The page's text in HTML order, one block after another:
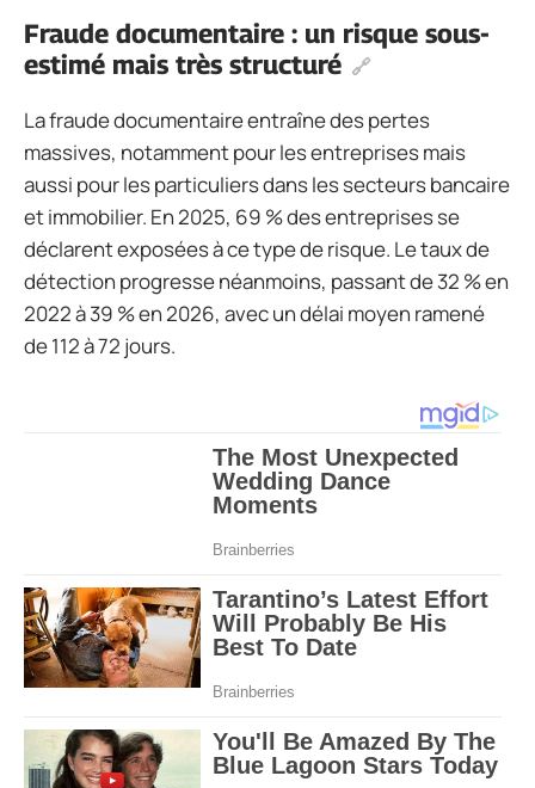
Fraude documentaire : un risque sous-
estimé mais très structuré
La fraude documentaire entraîne des pertes
massives, notamment pour les entreprises mais
aussi pour les particuliers dans les secteurs bancaire
et immobilier. En 2025, 69 % des entreprises se
déclarent exposées à ce type de risque. Le taux de
détection progresse néanmoins, passant de 32 % en
2022 à 39 % en 2026, avec un délai moyen ramené
de 112 à 72 jours.